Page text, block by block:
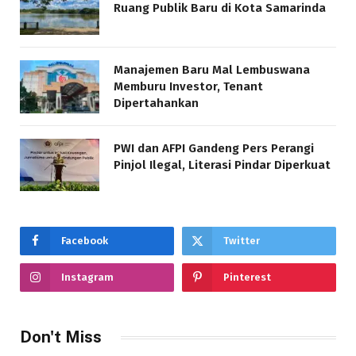
Ruang Publik Baru di Kota Samarinda
Manajemen Baru Mal Lembuswana
Memburu Investor, Tenant
Dipertahankan
PWI dan AFPI Gandeng Pers Perangi
Pinjol Ilegal, Literasi Pindar Diperkuat
Facebook Twitter
Instagram Pinterest
Don't Miss